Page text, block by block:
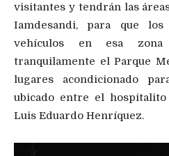
visitantes y tendrán las
Iamdesandi, para que
vehículos en esa
tranquilamente el Parque
lugares acondicionado
ubicado entre el
Luis Eduardo Henríquez.